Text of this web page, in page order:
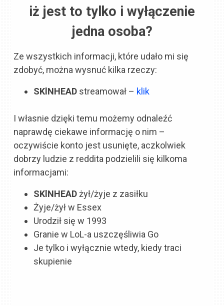
iż jest to tylko i wyłączenie
jedna osoba?
Ze wszystkich informacji, które udało mi się
zdobyć, można wysnuć kilka rzeczy:
SKlNHEAD streamował – klik
I własnie dzięki temu możemy odnaleźć
naprawdę ciekawe informację o nim –
oczywiście konto jest usunięte, aczkolwiek
dobrzy ludzie z reddita podzielili się kilkoma
informacjami:
SKlNHEADżył/żyje z zasiłku
Żyje/żył w Essex
Urodził się w 1993
Granie w LoL-a uszczęśliwia Go
Je tylko i wyłącznie wtedy, kiedy traci
skupienie